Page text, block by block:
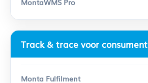
Track & trace voor consument